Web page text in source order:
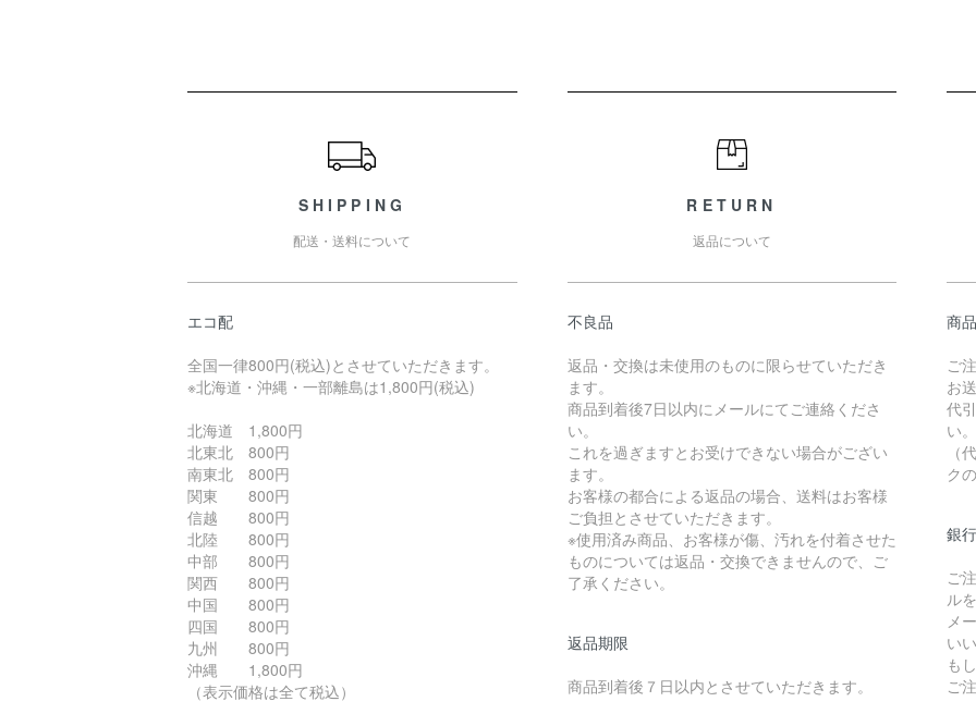
SHIPPING
配送・送料について
エコ配
全国一律800円(税込)とさせていただきます。
※北海道・沖縄・一部離島は1,800円(税込)
北海道 1,800円
北東北 800円
南東北 800円
関東 800円
信越 800円
北陸 800円
中部 800円
関西 800円
中国 800円
四国 800円
九州 800円
沖縄 1,800円
（表示価格は全て税込）
RETURN
返品について
不良品
返品・交換は未使用のものに限らせていただき
ます。
商品到着後7日以内にメールにてご連絡くださ
い。
これを過ぎますとお受けできない場合がござい
ます。
お客様の都合による返品の場合、送料はお客様
ご負担とさせていただきます。
※使用済み商品、お客様が傷、汚れを付着させた
ものについては返品・交換できませんので、ご
了承ください。
返品期限
商品到着後７日以内とさせていただきます。
商
ご
お
代
い。
（
ク
銀
ご
ル
メ
い
も
ご